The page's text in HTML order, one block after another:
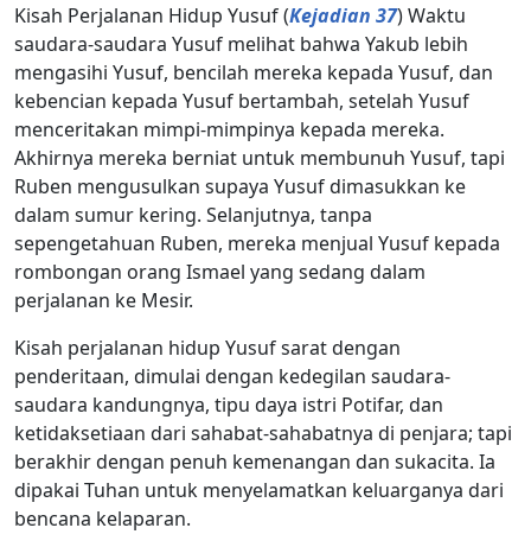
Kisah Perjalanan Hidup Yusuf (Kejadian 37) Waktu
saudara-saudara Yusuf melihat bahwa Yakub lebih
mengasihi Yusuf, bencilah mereka kepada Yusuf, dan
kebencian kepada Yusuf bertambah, setelah Yusuf
menceritakan mimpi-mimpinya kepada mereka.
Akhirnya mereka berniat untuk membunuh Yusuf, tapi
Ruben mengusulkan supaya Yusuf dimasukkan ke
dalam sumur kering. Selanjutnya, tanpa
sepengetahuan Ruben, mereka menjual Yusuf kepada
rombongan orang Ismael yang sedang dalam
perjalanan ke Mesir.
Kisah perjalanan hidup Yusuf sarat dengan
penderitaan, dimulai dengan kedegilan saudara-
saudara kandungnya, tipu daya istri Potifar, dan
ketidaksetiaan dari sahabat-sahabatnya di penjara; tapi
berakhir dengan penuh kemenangan dan sukacita. Ia
dipakai Tuhan untuk menyelamatkan keluarganya dari
bencana kelaparan.